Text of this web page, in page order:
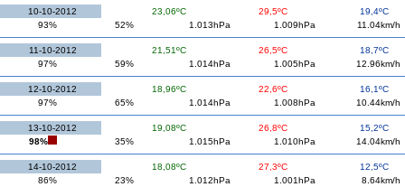
10-10-2012 23,06ºC 29,5ºC
19,4ºC
93%
52% 1.013hPa 1.009hPa 11.04km/h
11-10-2012 21,51ºC 26,5ºC
18,7ºC
97%
59% 1.014hPa 1.005hPa 12.96km/h
12-10-2012 18,96ºC 22,6ºC
16,1ºC
97%
65% 1.014hPa 1.008hPa 10.44km/h
13-10-2012 19,08ºC 26,8ºC
15,2ºC
98%
35% 1.015hPa 1.010hPa 14.04km/h
14-10-2012 18,08ºC 27,3ºC
12,5ºC
86%
23% 1.012hPa 1.001hPa 8.64km/h